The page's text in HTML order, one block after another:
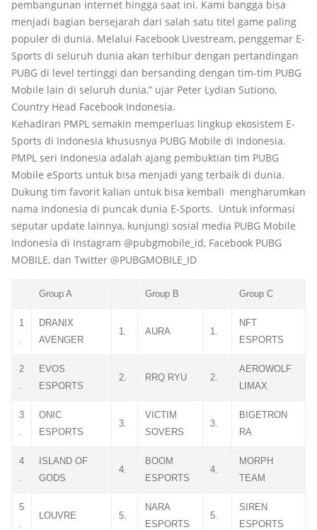
pembangunan internet hingga saat ini. Kami bangga bisa
menjadi bagian bersejarah dari salah satu titel game paling
populer di dunia. Melalui Facebook Livestream, penggemar E-
Sports di seluruh dunia akan terhibur dengan pertandingan
PUBG di level tertinggi dan bersanding dengan tim-tim PUBG
Mobile lain di seluruh dunia,” ujar Peter Lydian Sutiono,
Country Head Facebook Indonesia.
Kehadiran PMPL semakin memperluas lingkup ekosistem E-
Sports di Indonesia khususnya PUBG Mobile di Indonesia.
PMPL seri Indonesia adalah ajang pembuktian tim PUBG
Mobile eSports untuk bisa menjadi yang terbaik di dunia.
Dukung tim favorit kalian untuk bisa kembali mengharumkan
nama Indonesia di puncak dunia E-Sports. Untuk informasi
seputar update lainnya, kunjungi sosial media PUBG Mobile
Indonesia di Instagram @pubgmobile_id, Facebook PUBG
MOBILE, dan Twitter @PUBGMOBILE_ID
Group A Group B Group C
1
.
DRANIX
AVENGER
1. AURA 1.
NFT
ESPORTS
2
.
EVOS
ESPORTS
2. RRQ RYU 2.
AEROWOLF
LIMAX
3
.
ONIC
ESPORTS
3.
VICTIM
SOVERS
3.
BIGETRON
RA
4
.
ISLAND OF
GODS
4.
BOOM
ESPORTS
4.
MORPH
TEAM
5
.
LOUVRE 5.
NARA
ESPORTS
5.
SIREN
ESPORTS